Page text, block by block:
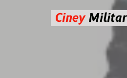
Militaria